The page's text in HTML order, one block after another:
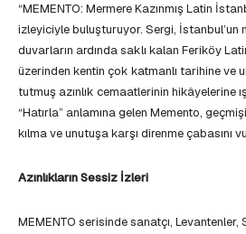
“MEMENTO: Mermere Kazınmış Latin
izleyiciyle buluşturuyor. Sergi, İstanbul’un
duvarların ardında saklı kalan Feriköy
üzerinden kentin çok katmanlı tarihine ve
tutmuş azınlık cemaatlerinin hikâyelerine
“Hatırla” anlamına gelen Memento,
kılma ve unutuşa karşı direnme çabasını
Azınlıkların Sessiz İzleri
MEMENTO serisinde sanatçı, Levantenler,